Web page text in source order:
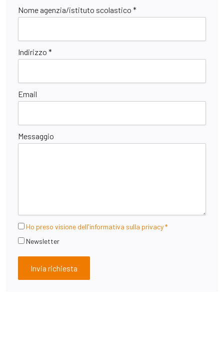
Nome agenzia/istituto scolastico *
Indirizzo *
Email
Messaggio
Ho preso visione dell'informativa sulla privacy *
Newsletter
Invia richiesta